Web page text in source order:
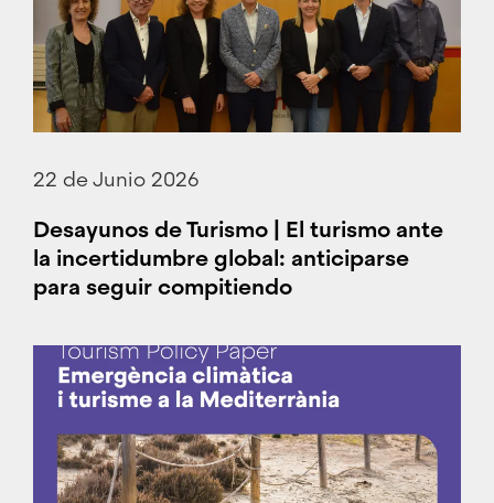
22 de Junio 2026
Desayunos de Turismo | El turismo ante
la incertidumbre global: anticiparse
para seguir compitiendo